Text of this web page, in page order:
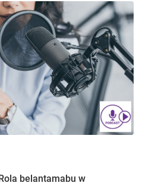
belantamabu w